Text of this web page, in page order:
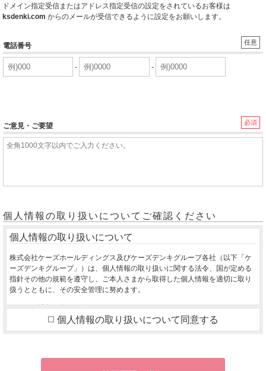
ドメイン指定受信またはアドレス指定受信の設定をされているお客様は
ksdenki.com からのメールが受信できるように設定をお願いします。
任意
電話番号
- -
必須
ご意見・ご要望
個人情報の取り扱いについてご確認ください
個人情報の取り扱いについて
株式会社ケーズホールディングス及びケーズデンキグループ各社（以下「ケ
ーズデンキグループ」）は、個人情報の取り扱いに関する法令、国が定める
指針その他の規範を遵守し、ご本人さまから取得した個人情報を適切に取り
扱うとともに、その安全管理に努めます。
１．個人情報の利用目的
ご本人さまから同意をいただいた利用目的の達成に必要な範囲を超えて、取
得した個人情報を利用いたしません。
お取り寄せ商品が入荷した際、お客様にご連絡させていただくため
個人情報の取り扱いについて同意する